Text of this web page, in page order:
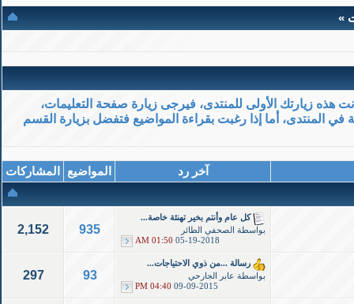
»
هذه زيارتك الأولى للمنتدى، فيرجى زيارة صفحة التعليمات،
في المنتدى، أما إذا رغبت بقراءة المواضيع فتفضل بزيارة القسم
آخر رد المواضيع المشاركات
كل عام وأنتم بخير تهنئة خاصة...
بواسطة
الصحفي الطائر
05-19-2018
01:50 AM
935
2,152
رسالة ...من ذوي الاحتياجات...
بواسطة عابر الجارحي
09-09-2015
04:40 PM
93
297